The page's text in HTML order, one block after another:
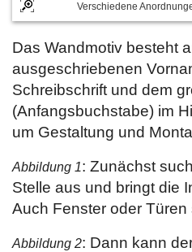
Verschiedene
Das Wandmotiv besteht
ausgeschriebenen
Schreibschrift und dem
(Anfangsbuchstabe) im
um Gestaltung und
Abbildung 1: Zunächst
Stelle aus und bringt die
Auch Fenster oder
Abbildung 2: Dann kann